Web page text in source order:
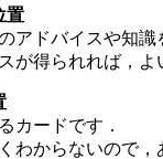
置
アドバイスや知識
が得られれば，よ
カードです．
わからないので，